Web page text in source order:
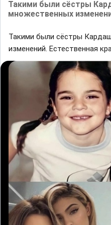
Такими были сёстры
множественных
Такими были сёстры
изменений. Естественная